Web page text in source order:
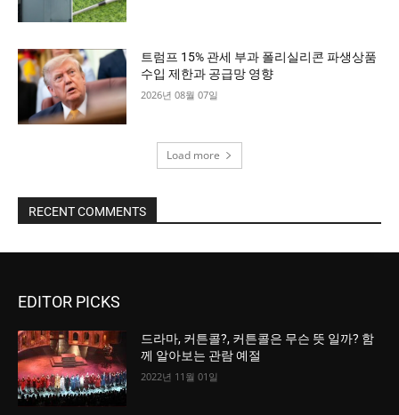
트럼프 15% 관세 부과 폴리실리콘 파생상품
수입 제한과 공급망 영향
2026년 08월 07일
Load more
RECENT COMMENTS
EDITOR PICKS
드라마, 커튼콜?, 커튼콜은 무슨 뜻 일까? 함
께 알아보는 관람 예절
2022년 11월 01일